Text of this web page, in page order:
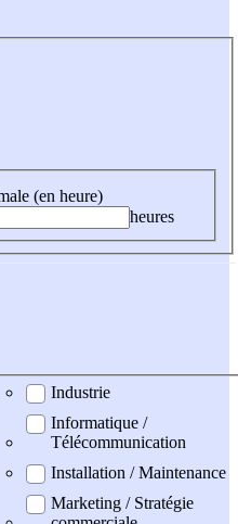
(en heure)
heures
Industrie
Informatique /
Télécommunication
Installation / Maintenance
Marketing / Stratégie